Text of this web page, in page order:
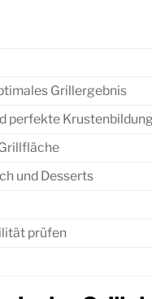
Grillergebnis
perfekte Krustenbildung
und Desserts
prüfen